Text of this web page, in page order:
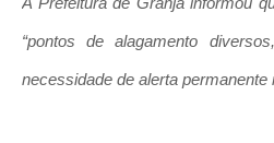
“pontos de alagamento
necessidade de alerta